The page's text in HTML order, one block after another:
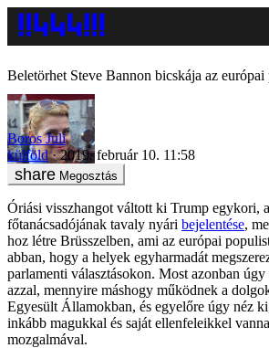
Beletörhet Steve Bannon bicskája az európai
Boros Juli
külföld
2019. február 10. 11:58
Megosztás
Óriási visszhangot váltott ki Trump egykori,
főtanácsadójának tavaly nyári bejelentése,
hoz létre Brüsszelben, ami az európai
abban, hogy a helyek egyharmadát
parlamenti választásokon. Most azonban
azzal, mennyire máshogy működnek a
Egyesült Államokban, és egyelőre úgy néz
inkább magukkal és saját ellenfeleikkel
mozgalmával.